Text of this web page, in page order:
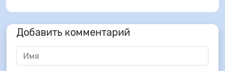
Добавить комментарий